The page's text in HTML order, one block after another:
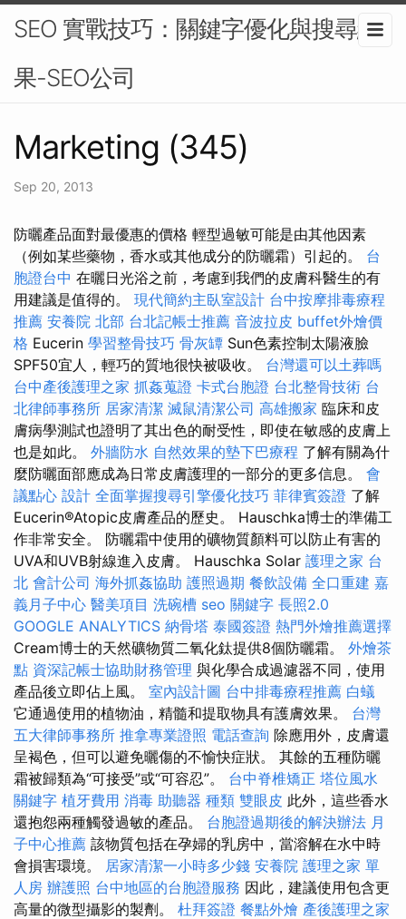
SEO 實戰技巧：關鍵字優化與搜尋結
果-SEO公司
Marketing (345)
Sep 20, 2013
防曬產品面對最優惠的價格 輕型過敏可能是由其他因素
（例如某些藥物，香水或其他成分的防曬霜）引起的。 台
胞證台中 在曬日光浴之前，考慮到我們的皮膚科醫生的有
用建議是值得的。 現代簡約主臥室設計 台中按摩排毒療程
推薦 安養院 北部 台北記帳士推薦 音波拉皮 buffet外燴價
格 Eucerin 學習整骨技巧 骨灰罈 Sun色素控制太陽液臉
SPF50宜人，輕巧的質地很快被吸收。 台灣還可以土葬嗎
台中產後護理之家 抓姦蒐證 卡式台胞證 台北整骨技術 台
北律師事務所 居家清潔 滅鼠清潔公司 高雄搬家 臨床和皮
膚病學測試也證明了其出色的耐受性，即使在敏感的皮膚上
也是如此。 外牆防水 自然效果的墊下巴療程 了解有關為什
麼防曬面部應成為日常皮膚護理的一部分的更多信息。 會
議點心 設計 全面掌握搜尋引擎優化技巧 菲律賓簽證 了解
Eucerin®Atopic皮膚產品的歷史。 Hauschka博士的準備工
作非常安全。 防曬霜中使用的礦物質顏料可以防止有害的
UVA和UVB射線進入皮膚。 Hauschka Solar 護理之家 台
北 會計公司 海外抓姦協助 護照過期 餐飲設備 全口重建 嘉
義月子中心 醫美項目 洗碗槽 seo 關鍵字 長照2.0
GOOGLE ANALYTICS 納骨塔 泰國簽證 熱門外燴推薦選擇
Cream博士的天然礦物質二氧化鈦提供8個防曬霜。 外燴茶
點 資深記帳士協助財務管理 與化學合成過濾器不同，使用
產品後立即佔上風。 室內設計圖 台中排毒療程推薦 白蟻
它通過使用的植物油，精髓和提取物具有護膚效果。 台灣
五大律師事務所 推拿專業證照 電話查詢 除應用外，皮膚還
呈褐色，但可以避免曬傷的不愉快症狀。 其餘的五種防曬
霜被歸類為“可接受”或“可容忍”。 台中脊椎矯正 塔位風水
關鍵字 植牙費用 消毒 助聽器 種類 雙眼皮 此外，這些香水
還抱怨兩種觸發過敏的產品。 台胞證過期後的解決辦法 月
子中心推薦 該物質包括在孕婦的乳房中，當溶解在水中時
會損害環境。 居家清潔一小時多少錢 安養院 護理之家 單
人房 辦護照 台中地區的台胞證服務 因此，建議使用包含更
高量的微型攝影的製劑。 杜拜簽證 餐點外燴 產後護理之家